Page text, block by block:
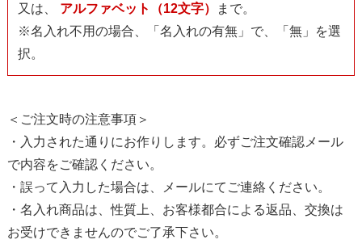
又は、 アルファベット（12文字）
まで。
※名入れ不用の場合、「名入れの有無」で、「無」を選
択。
＜ご注文時の注意事項＞
・入力された通りにお作りします。必ずご注文確認メール
で内容をご確認ください。
・誤って入力した場合は、メールにてご連絡ください。
・名入れ商品は、性質上、お客様都合による返品、交換は
お受けできませんのでご了承下さい。